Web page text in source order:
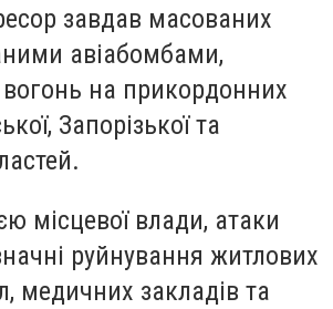
завдав масованих
авіабомбами,
на прикордонних
Запорізької та
місцевої влади, атаки
руйнування житлових
медичних закладів та